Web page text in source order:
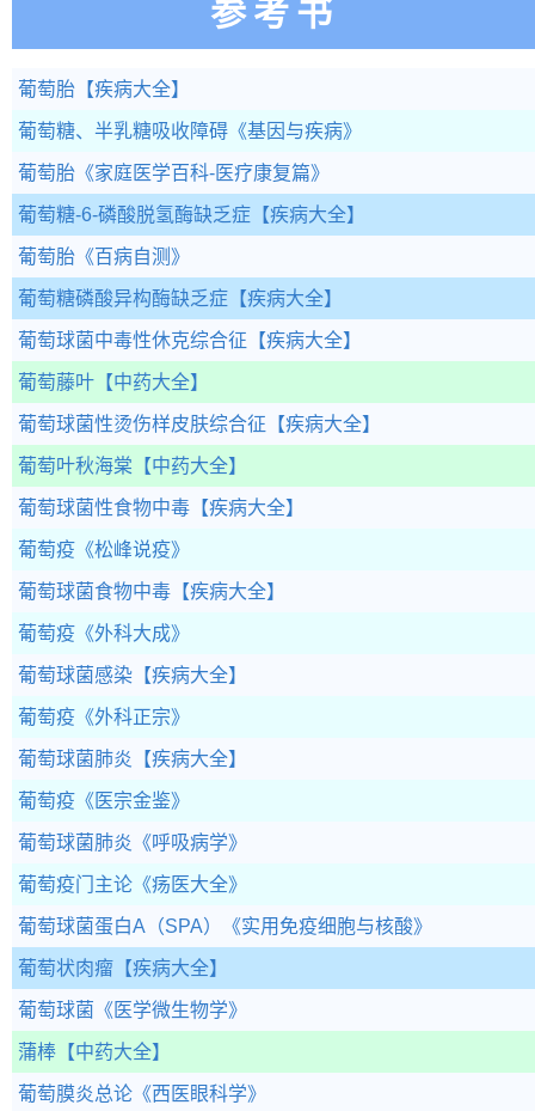
参考书
葡萄胎 【疾病大全】
葡萄糖、半乳糖吸收障碍 《基因与疾病》
葡萄胎 《家庭医学百科-医疗康复篇》
葡萄糖-6-磷酸脱氢酶缺乏症 【疾病大全】
葡萄胎 《百病自测》
葡萄糖磷酸异构酶缺乏症 【疾病大全】
葡萄球菌中毒性休克综合征 【疾病大全】
葡萄藤叶 【中药大全】
葡萄球菌性烫伤样皮肤综合征 【疾病大全】
葡萄叶秋海棠 【中药大全】
葡萄球菌性食物中毒 【疾病大全】
葡萄疫 《松峰说疫》
葡萄球菌食物中毒 【疾病大全】
葡萄疫 《外科大成》
葡萄球菌感染 【疾病大全】
葡萄疫 《外科正宗》
葡萄球菌肺炎 【疾病大全】
葡萄疫 《医宗金鉴》
葡萄球菌肺炎 《呼吸病学》
葡萄疫门主论 《疡医大全》
葡萄球菌蛋白A（SPA） 《实用免疫细胞与核酸》
葡萄状肉瘤 【疾病大全】
葡萄球菌 《医学微生物学》
蒲棒 【中药大全】
葡萄膜炎总论 《西医眼科学》